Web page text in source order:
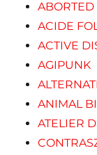
ABORTED
ACIDE
ACTIVE
AGIPUNK
ANIMAL
ATELIER